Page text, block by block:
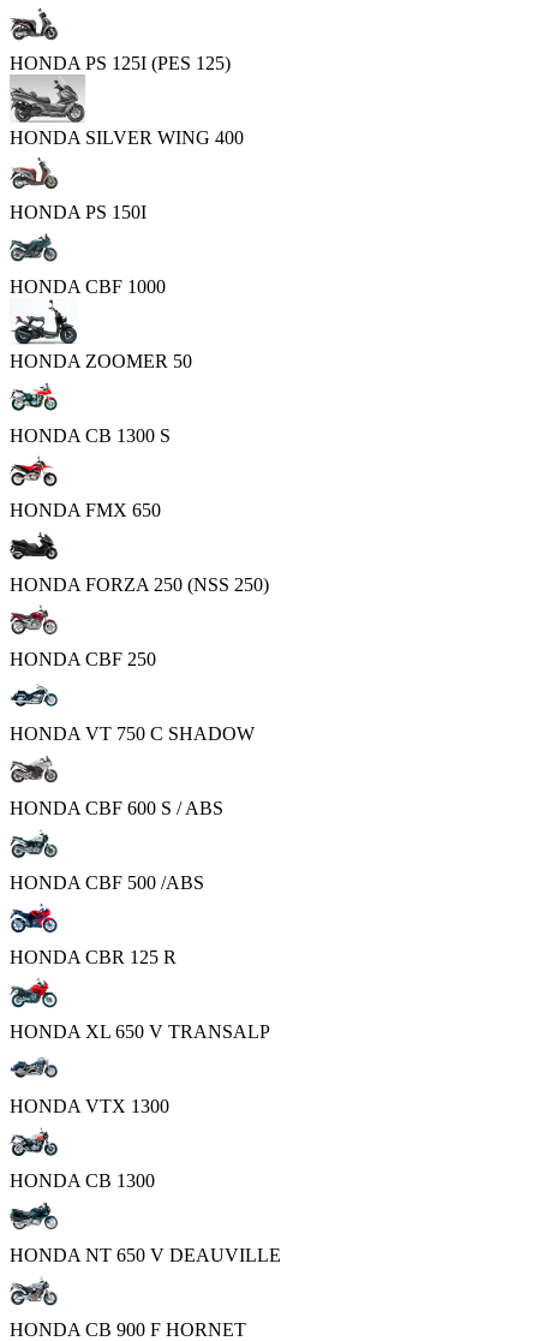
HONDA PS 125I (PES 125)
HONDA SILVER WING 400
HONDA PS 150I
HONDA CBF 1000
HONDA ZOOMER 50
HONDA CB 1300 S
HONDA FMX 650
HONDA FORZA 250 (NSS 250)
HONDA CBF 250
HONDA VT 750 C SHADOW
HONDA CBF 600 S / ABS
HONDA CBF 500 /ABS
HONDA CBR 125 R
HONDA XL 650 V TRANSALP
HONDA VTX 1300
HONDA CB 1300
HONDA NT 650 V DEAUVILLE
HONDA CB 900 F HORNET